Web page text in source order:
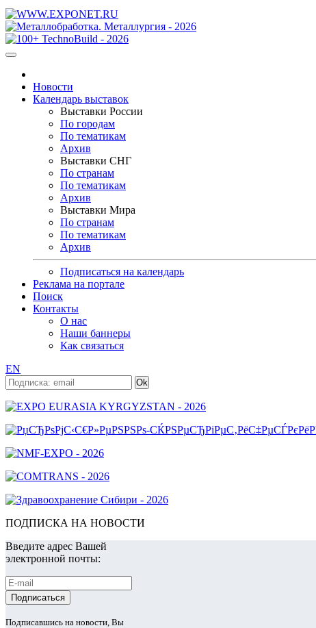
Новости
Календарь выставок
Выставки России
По городам
По тематикам
Архив
Выставки СНГ
По странам
По тематикам
Архив
Выставки Мира
По странам
По тематикам
Архив
Подписаться на календарь
Реклама на портале
Поиск
Контакты
О нас
Наши баннеры
Как связаться
EN
ПОДПИСКА НА НОВОСТИ
Введите адрес Вашей
электронной почты:
Подписавшись на новости, Вы